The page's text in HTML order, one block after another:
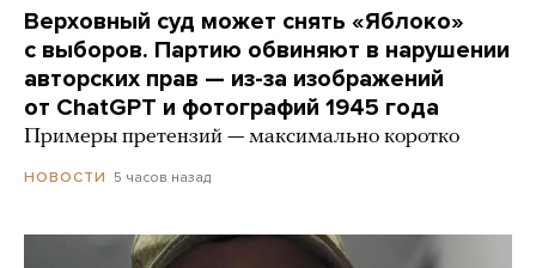
Верховный суд может снять «Яблоко»
с выборов. Партию обвиняют в нарушении
авторских прав — из-за изображений
от ChatGPT и фотографий 1945 года
Примеры претензий — максимально коротко
НОВОСТИ 5 часов назад